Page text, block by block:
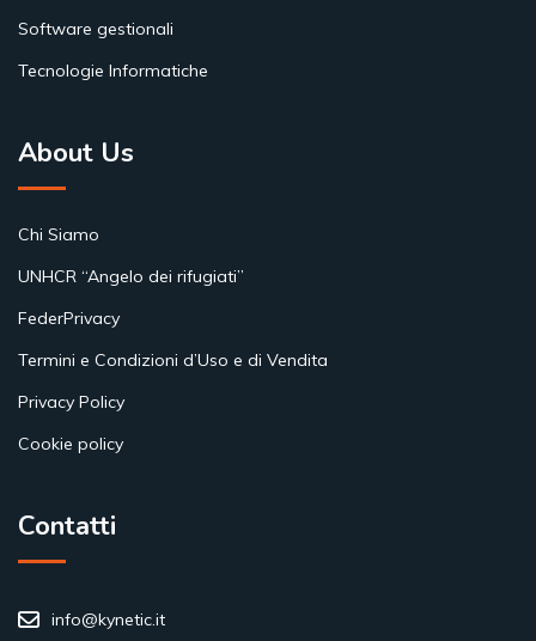
Software gestionali
Tecnologie Informatiche
About Us
Chi Siamo
UNHCR “Angelo dei rifugiati”
FederPrivacy
Termini e Condizioni d’Uso e di Vendita
Privacy Policy
Cookie policy
Contatti
info@kynetic.it